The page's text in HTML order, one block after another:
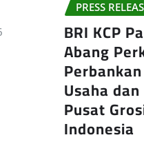
PRESS
BRI KCP
Abang
Usaha
Pusat
Indonesia